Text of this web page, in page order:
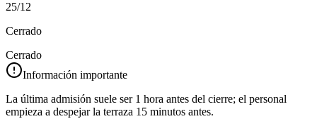
25/12
Cerrado
Cerrado
Información importante
La última admisión suele ser 1 hora antes del cierre; el personal
empieza a despejar la terraza 15 minutos antes.